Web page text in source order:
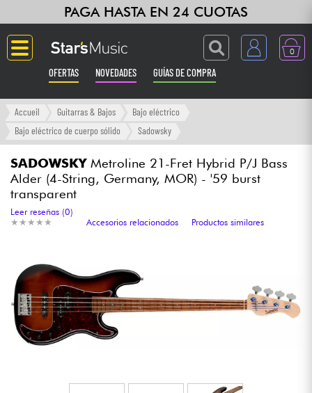
PAGA HASTA EN 24 CUOTAS
0
OFERTAS NOVEDADES GUÍAS DE COMPRA
Langue
Ampli & Efectos
Pianos
Grabación
Auriculares
Accueil Guitarras & Bajos
Bajo eléctrico
Bajo eléctrico de cuerpo sólido
Sadowsky
SADOWSKYMetroline 21-Fret Hybrid P/J Bass
Alder (4-String, Germany, MOR) - '59 burst
transparent
★ ★ ★ ★ ★
★ ★ ★ ★ ★
Leer reseñas (0)
Accesorios relacionados
Productos similares